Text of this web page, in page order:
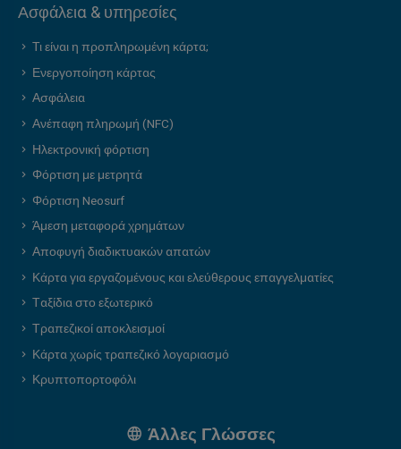
Ασφάλεια & υπηρεσίες
Τι είναι η προπληρωμένη κάρτα;
Ενεργοποίηση κάρτας
Ασφάλεια
Ανέπαφη πληρωμή (NFC)
Ηλεκτρονική φόρτιση
Φόρτιση με μετρητά
Φόρτιση Neosurf
Άμεση μεταφορά χρημάτων
Αποφυγή διαδικτυακών απατών
Κάρτα για εργαζομένους και ελεύθερους επαγγελματίες
Ταξίδια στο εξωτερικό
Τραπεζικοί αποκλεισμοί
Κάρτα χωρίς τραπεζικό λογαριασμό
Κρυπτοπορτοφόλι
Άλλες Γλώσσες